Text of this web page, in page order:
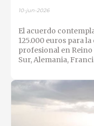
10-jun-2026
El acuerdo
125.000 euros para
profesional en Reino
Sur, Alemania,